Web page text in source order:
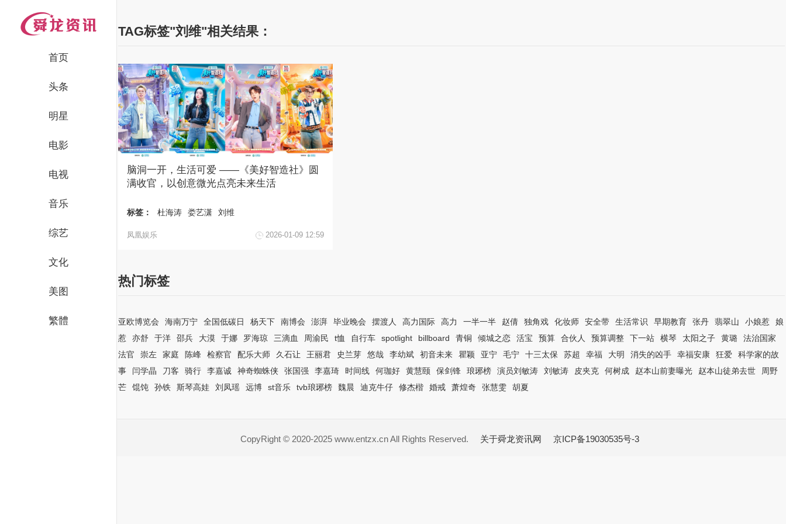
首页
头条
明星
电影
电视
音乐
综艺
文化
美图
繁體
TAG标签"刘维"相关结果：
脑洞一开，生活可爱 ——《美好智造社》圆
满收官，以创意微光点亮未来生活
标签： 杜海涛 娄艺潇 刘维
凤凰娱乐 2026-01-09 12:59
热门标签
亚欧博览会 海南万宁 全国低碳日 杨天下 南博会 澎湃 毕业晚会 摆渡人 高力国际 高力 一半一半 赵倩 独角戏 化妆师 安全带 生活常识 早期教育 张丹 翡翠山 小娘惹
娘
惹
亦舒 于洋 邵兵 大漠 于娜 罗海琼 三滴血 周渝民 t恤 自行车 spotlight billboard 青铜 倾城之恋 活宝 预算 合伙人 预算调整 下一站 横琴 太阳之子 黄璐
法治国家
法官
崇左 家庭 陈峰 检察官 配乐大师 久石让 王丽君 史兰芽 悠哉 李幼斌 初音未来 瞿颖 亚宁 毛宁 十三太保 苏超 幸福 大明 消失的凶手 幸福安康 狂爱
科学家的故
事
闫学晶 刀客 骑行 李嘉诚 神奇蜘蛛侠 张国强 李嘉琦 时间线 何珈好 黄慧颐 保剑锋 琅琊榜 演员刘敏涛 刘敏涛 皮夹克 何树成 赵本山前妻曝光 赵本山徒弟去世
周野
芒
馄饨 孙铁 斯琴高娃 刘凤瑶 远博 st音乐 tvb琅琊榜 魏晨 迪克牛仔 修杰楷 婚戒 萧煌奇 张慧雯 胡夏
CopyRight © 2020-2025 www.entzx.cn All Rights Reserved. 关于舜龙资讯网 京ICP备19030535号-3